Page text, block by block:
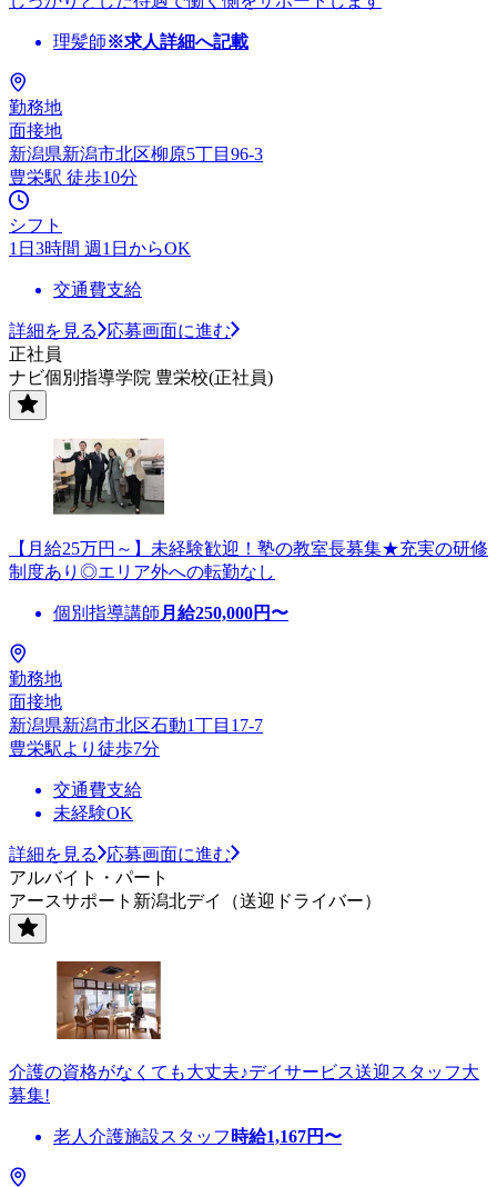
理髪師※求人詳細へ記載
勤務地
面接地
新潟県新潟市北区柳原5丁目96-3
豊栄駅 徒歩10分
シフト
1日3時間 週1日からOK
交通費支給
詳細を見る
応募画面に進む
正社員
ナビ個別指導学院 豊栄校(正社員)
【月給25万円～】未経験歓迎！塾の教室長募集★充実の研修
制度あり◎エリア外への転勤なし
個別指導講師 月給250,000円〜
勤務地
面接地
新潟県新潟市北区石動1丁目17-7
豊栄駅より徒歩7分
交通費支給
未経験OK
詳細を見る
応募画面に進む
アルバイト・パート
アースサポート新潟北デイ（送迎ドライバー）
介護の資格がなくても大丈夫♪デイサービス送迎スタッフ大
募集!
老人介護施設スタッフ 時給1,167円〜